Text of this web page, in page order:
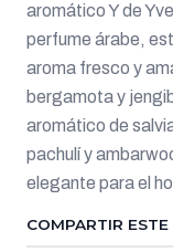
aromático Y de
perfume árabe,
aroma fresco y
bergamota y
aromático de
pachulí y
elegante para el
COMPARTIR